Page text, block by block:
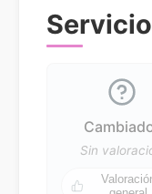
Sin